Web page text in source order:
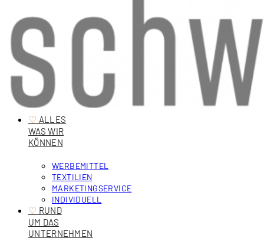
♡ ‎ ALLES
WAS WIR
KÖNNEN
WERBEMITTEL
TEXTILIEN
MARKETINGSERVICE
INDIVIDUELL
♡ ‎ RUND
UM DAS
UNTERNEHMEN